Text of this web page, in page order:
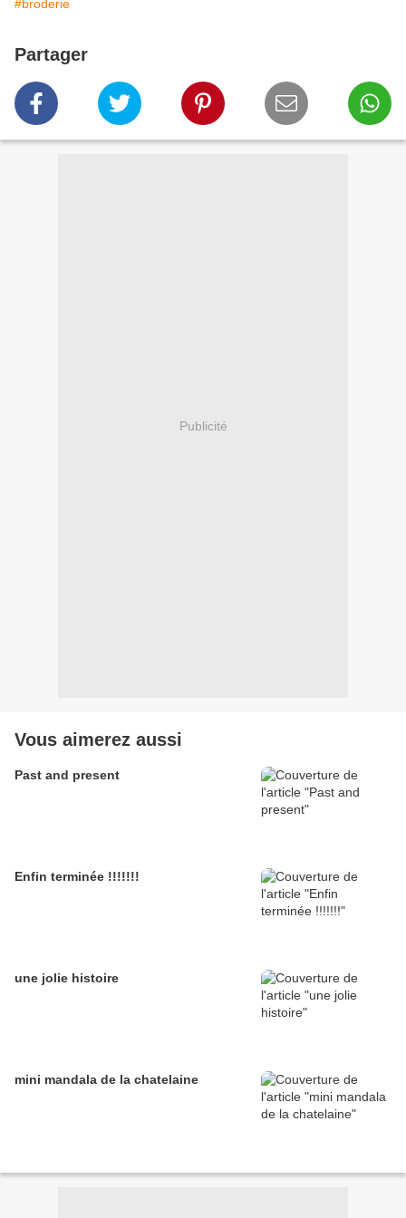
#broderie
Partager
Publicité
Vous aimerez aussi
Past and present
Enfin terminée !!!!!!!
une jolie histoire
mini mandala de la chatelaine